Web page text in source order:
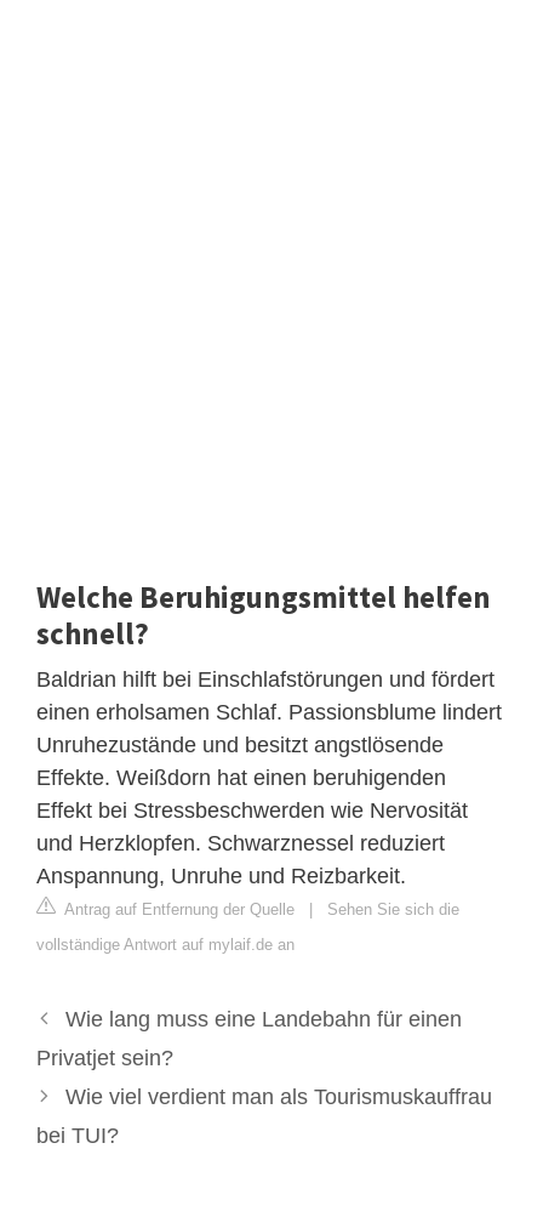
Welche Beruhigungsmittel helfen
schnell?
Baldrian hilft bei Einschlafstörungen und fördert
einen erholsamen Schlaf. Passionsblume lindert
Unruhezustände und besitzt angstlösende
Effekte. Weißdorn hat einen beruhigenden
Effekt bei Stressbeschwerden wie Nervosität
und Herzklopfen. Schwarznessel reduziert
Anspannung, Unruhe und Reizbarkeit.
Antrag auf Entfernung der Quelle | Sehen Sie sich die
vollständige Antwort auf mylaif.de an
Wie lang muss eine Landebahn für einen
Privatjet sein?
Wie viel verdient man als Tourismuskauffrau
bei TUI?